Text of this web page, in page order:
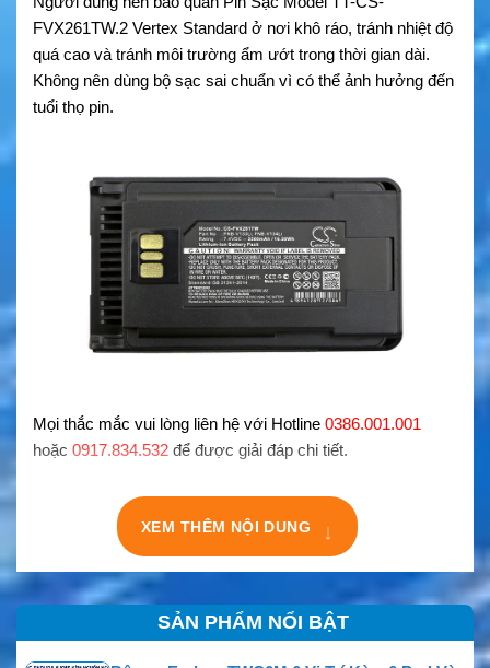
FVX261TW.2 Vertex Standard ở nơi khô ráo, tránh nhiệt độ
quá cao và tránh môi trường ẩm ướt trong thời gian dài.
Không nên dùng bộ sạc sai chuẩn vì có thể ảnh hưởng đến
tuổi thọ pin.
Mọi thắc mắc vui lòng liên hệ với Hotline 0386.001.001
hoặc 0917.834.532 để được giải đáp chi tiết.
XEM THÊM NỘI DUNG ↓
SẢN PHẨM NỔI BẬT